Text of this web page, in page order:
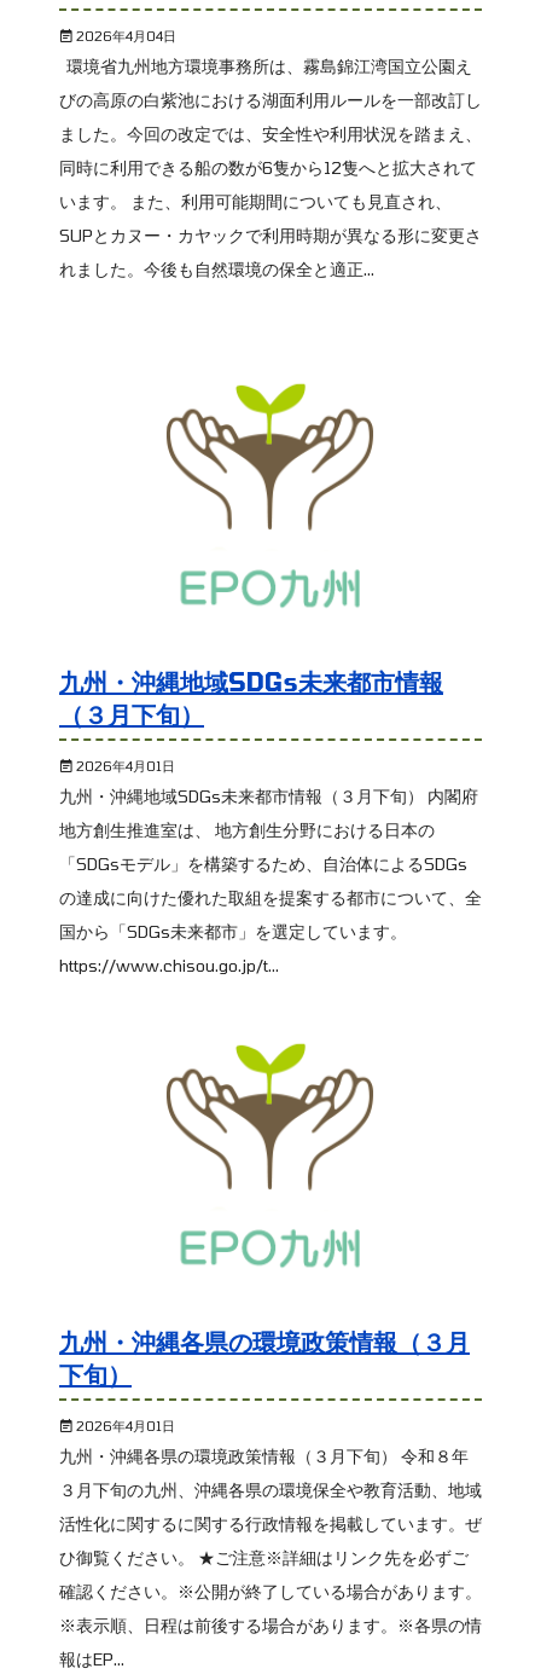
2026年4月04日
環境省九州地方環境事務所は、霧島錦江湾国立公園え
びの高原の白紫池における湖面利用ルールを一部改訂し
ました。今回の改定では、安全性や利用状況を踏まえ、
同時に利用できる船の数が6隻から12隻へと拡大されて
います。 また、利用可能期間についても見直され、
SUPとカヌー・カヤックで利用時期が異なる形に変更さ
れました。今後も自然環境の保全と適正...
九州・沖縄地域SDGs未来都市情報
（３月下旬）
2026年4月01日
九州・沖縄地域SDGs未来都市情報（３月下旬） 内閣府
地方創生推進室は、 地方創生分野における日本の
「SDGsモデル」を構築するため、自治体によるSDGs
の達成に向けた優れた取組を提案する都市について、全
国から「SDGs未来都市」を選定しています。
https://www.chisou.go.jp/t...
九州・沖縄各県の環境政策情報（３月
下旬）
2026年4月01日
九州・沖縄各県の環境政策情報（３月下旬） 令和８年
３月下旬の九州、沖縄各県の環境保全や教育活動、地域
活性化に関するに関する行政情報を掲載しています。ぜ
ひ御覧ください。 ★ご注意※詳細はリンク先を必ずご
確認ください。※公開が終了している場合があります。
※表示順、日程は前後する場合があります。※各県の情
報はEP...